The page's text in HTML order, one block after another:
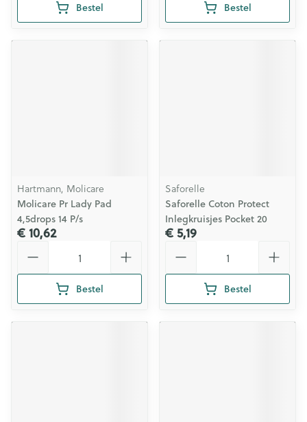
Bestel Bestel
Hartmann, Molicare
Molicare Pr Lady Pad
4,5drops 14 P/s
€ 10,62
Bestel
Saforelle
Saforelle Coton Protect
Inlegkruisjes Pocket 20
€ 5,19
Bestel